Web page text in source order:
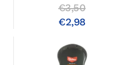
€3,50
€2,98